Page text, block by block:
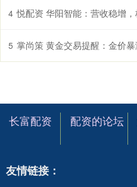
4 悦配资 华阳智能：营收稳增
5 掌尚策 黄金交易提醒：金价暴涨近3%剑指3400美元
长富配资 配资的论坛
友情链接：